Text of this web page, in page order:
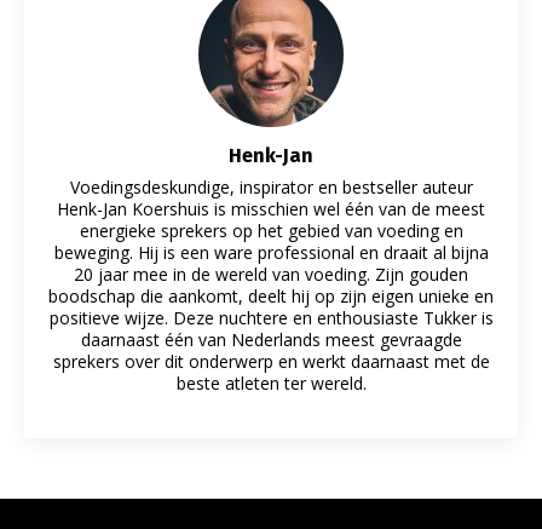
Henk-Jan
Voedingsdeskundige, inspirator en bestseller auteur
Henk-Jan Koershuis is misschien wel één van de meest
energieke sprekers op het gebied van voeding en
beweging. Hij is een ware professional en draait al bijna
20 jaar mee in de wereld van voeding. Zijn gouden
boodschap die aankomt, deelt hij op zijn eigen unieke en
positieve wijze. Deze nuchtere en enthousiaste Tukker is
daarnaast één van Nederlands meest gevraagde
sprekers over dit onderwerp en werkt daarnaast met de
beste atleten ter wereld.